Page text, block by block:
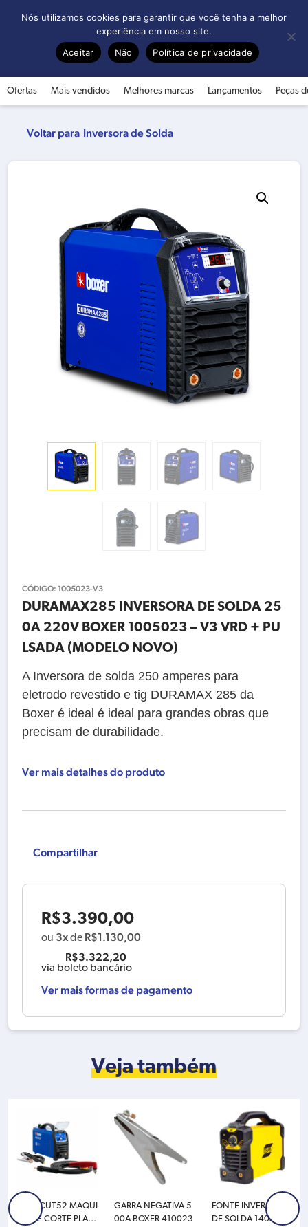
Ofertas Mais vendidos Melhores marcas Lançamentos Peças
Inversora de Solda
CÓDIGO: 1005023-V3
DURAMAX285 INVERSORA DE SOLDA 25
0A 220V BOXER 1005023 – V3 VRD + PU
LSADA (MODELO NOVO)
A Inversora de solda 250 amperes para
eletrodo revestido e tig DURAMAX 285 da
Boxer é ideal é ideal para grandes obras que
precisam de durabilidade.
Ver mais detalhes do produto
Compartilhar
R$3.390,00
ou 3xde R$1.130,00
R$3.322,20
via boleto bancário
Ver mais formas de pagamento
Veja também
HARDCUT52 MAQUI
NA DE CORTE PLAS
GARRA NEGATIVA 5
00A BOXER 410023
FONTE INVERSORA
DE SOLDA 140A HA
Nós utilizamos cookies para garantir que você tenha a melhor
experiência em nosso site.
Aceitar
Não Política de privacidade